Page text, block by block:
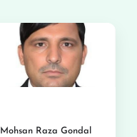
Mohsan Raza Gondal